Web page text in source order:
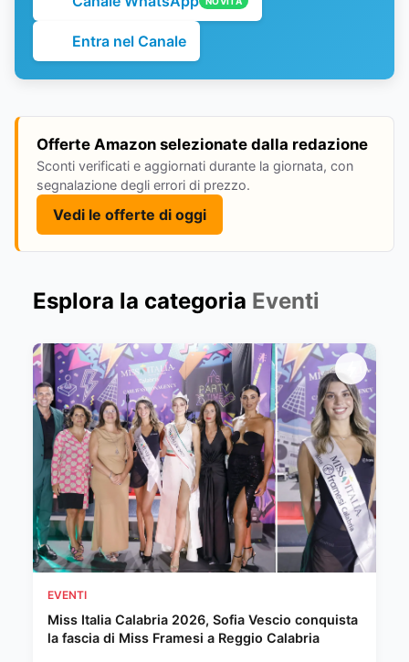
Entra nel Canale
Offerte Amazon selezionate dalla redazione
Sconti verificati e aggiornati durante la giornata, con
segnalazione degli errori di prezzo.
Vedi le offerte di oggi
Esplora la categoria Eventi
EVENTI
Miss Italia Calabria 2026, Sofia Vescio conquista
la fascia di Miss Framesi a Reggio Calabria